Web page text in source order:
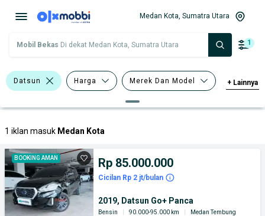
Medan Kota, Sumatra Utara
Mobil Bekas Di dekat Medan Kota, Sumatra Utara 1
Datsun Harga Merek Dan Model + Lainnya
1 iklan masuk Medan Kota
BOOKING AMAN Rp 85.000.000
Cicilan Rp 2 jt/bulan
2019, Datsun Go+ Panca
Bensin 90.000-95.000 km Medan Tembung